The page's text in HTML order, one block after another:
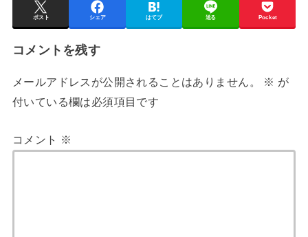
ポスト シェア はてブ 送る Pocket
コメントを残す
メールアドレスが公開されることはありません。 ※ が
付いている欄は必須項目です
コメント ※